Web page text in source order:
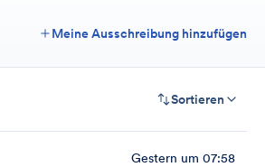
Meine Ausschreibung hinzufügen
Sortieren
Gestern um 07:58